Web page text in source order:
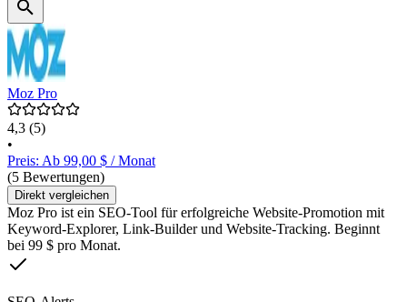
Moz Pro
4,3 (5)
•
Preis: Ab 99,00 $ / Monat
(5 Bewertungen)
Direkt vergleichen
Moz Pro ist ein SEO-Tool für erfolgreiche Website-Promotion mit
Keyword-Explorer, Link-Builder und Website-Tracking. Beginnt
bei 99 $ pro Monat.